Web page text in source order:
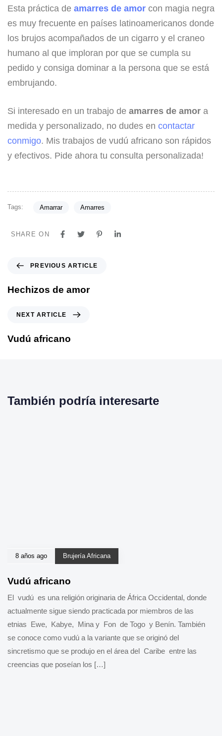
Esta práctica de amarres de amor con magia negra
es muy frecuente en países latinoamericanos donde
los brujos acompañados de un cigarro y el craneo
humano al que imploran por que se cumpla su
pedido y consiga dominar a la persona que se está
embrujando.
Si interesado en un trabajo de amarres de amor a
medida y personalizado, no dudes en contactar
conmigo. Mis trabajos de vudú africano son rápidos
y efectivos. Pide ahora tu consulta personalizada!
Tags: Amarrar Amarres
SHARE ON
PREVIOUS ARTICLE
Hechizos de amor
NEXT ARTICLE
Vudú africano
También podría interesarte
8 años ago Brujería Africana
Vudú africano
El vudú es una religión originaria de África Occidental, donde
actualmente sigue siendo practicada por miembros de las
etnias Ewe, Kabye, Mina y Fon de Togo y Benín. También
se conoce como vudú a la variante que se originó del
sincretismo que se produjo en el área del Caribe entre las
creencias que poseían los […]